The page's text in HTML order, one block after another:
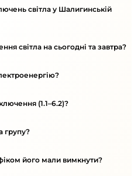
світла у Шалигинській
світла на сьогодні та завтра?
(1.1–6.2)?
групу?
його мали вимкнути?